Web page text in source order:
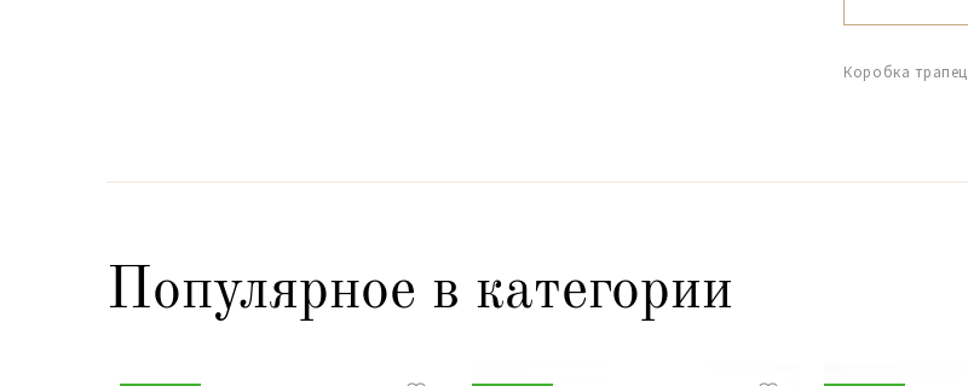
Коробка
Популярное в категории